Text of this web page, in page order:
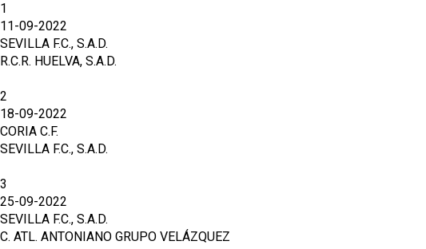
1
11-09-2022
SEVILLA F.C., S.A.D.
R.C.R. HUELVA, S.A.D.
2
18-09-2022
CORIA C.F.
SEVILLA F.C., S.A.D.
3
25-09-2022
SEVILLA F.C., S.A.D.
C. ATL. ANTONIANO GRUPO VELÁZQUEZ